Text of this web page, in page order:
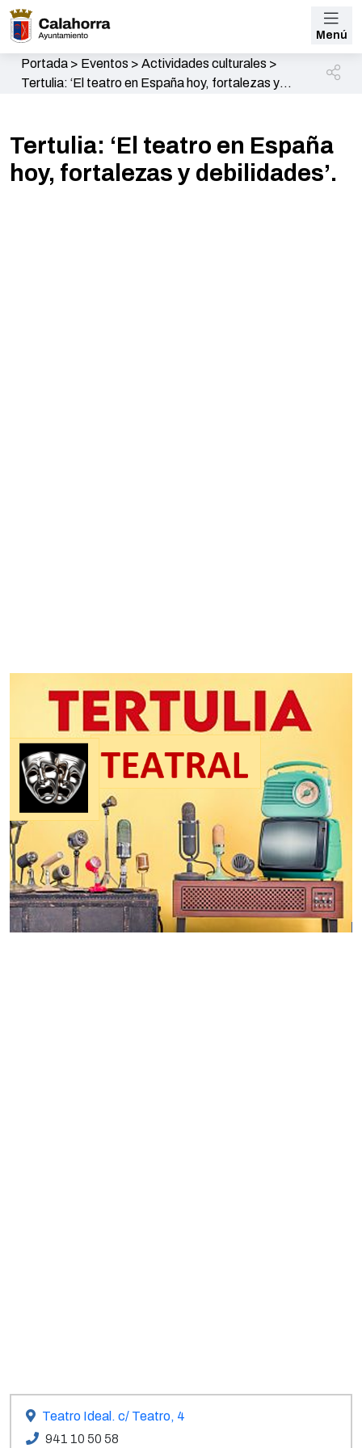
Menú
Portada> Eventos > Actividades culturales >
Tertulia: ‘El teatro en España hoy, fortalezas y
Tertulia: ‘El teatro en España
hoy, fortalezas y debilidades’.
Teatro Ideal. c/ Teatro, 4
941 10 50 58